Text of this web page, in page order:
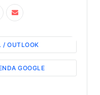
GOOGLE
/ OUTLOOK